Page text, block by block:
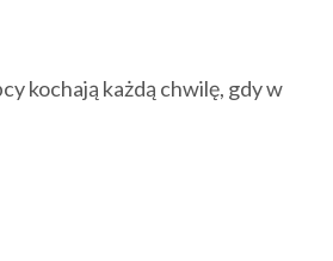
kochają każdą chwilę, gdy w